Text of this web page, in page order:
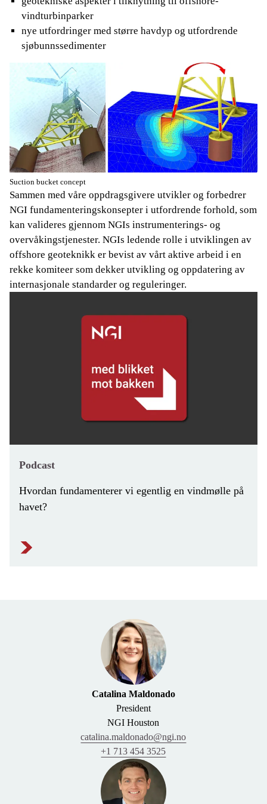
vindturbinparker
nye utfordringer med større havdyp og utfordrende
sjøbunnssedimenter
Suction bucket concept
Sammen med våre oppdragsgivere utvikler og forbedrer
NGI fundamenteringskonsepter i utfordrende forhold, som
kan valideres gjennom NGIs instrumenterings- og
overvåkingstjenester. NGIs ledende rolle i utviklingen av
offshore geoteknikk er bevist av vårt aktive arbeid i en
rekke komiteer som dekker utvikling og oppdatering av
internasjonale standarder og reguleringer.
Podcast
Hvordan fundamenterer vi egentlig en vindmølle på
havet?
Catalina Maldonado
President
NGI Houston
catalina.maldonado@ngi.no
+1 713 454 3525